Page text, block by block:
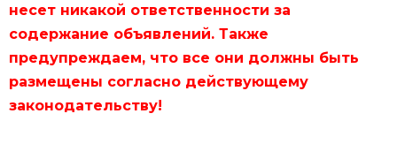
несет никакой ответственности за
содержание объявлений. Также
предупреждаем, что все они должны быть
размещены согласно действующему
законодательству!